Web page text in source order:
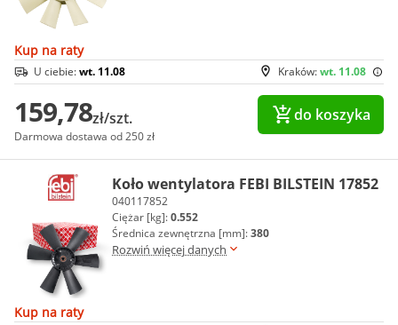
Kup na raty
Kraków:wt. 11.08
U ciebie:wt. 11.08
159,78zł/szt.
Darmowa dostawa od 250 zł
do koszyka
Koło wentylatora FEBI BILSTEIN 17852
040117852
Ciężar [kg]:0.552
Średnica zewnętrzna [mm]:380
Rozwiń więcej danych
Kup na raty